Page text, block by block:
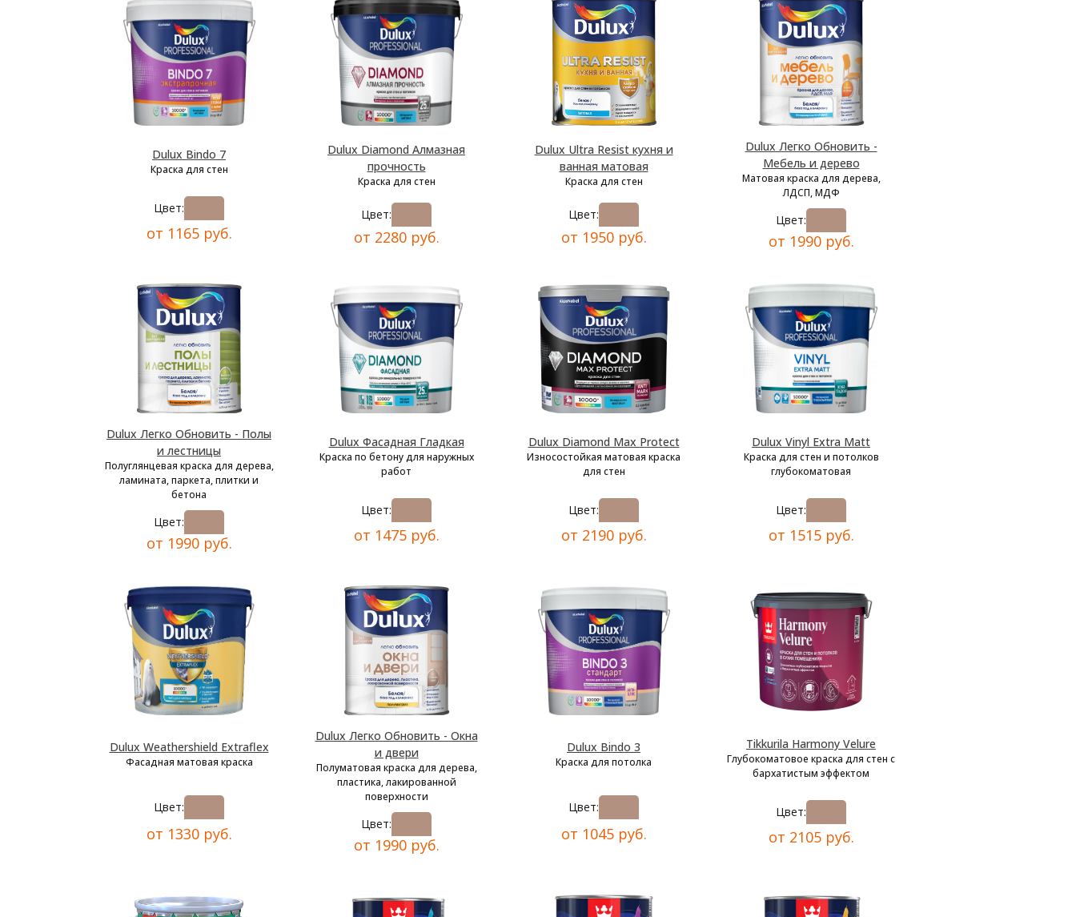
Dulux Bindo 7
Краска для стен
Цвет:
от 1165 руб.
Dulux Diamond Алмазная
прочность
Краска для стен
Цвет:
от 2280 руб.
Dulux Ultra Resist кухня и
ванная матовая
Краска для стен
Цвет:
от 1950 руб.
Dulux Легко Обновить -
Мебель и дерево
Матовая краска для дерева,
ЛДСП, МДФ
Цвет:
от 1990 руб.
Dulux Легко Обновить - Полы
и лестницы
Полуглянцевая краска для дерева,
ламината, паркета, плитки и
бетона
Цвет:
от 1990 руб.
Dulux Фасадная Гладкая
Краска по бетону для наружных
работ
Цвет:
от 1475 руб.
Dulux Diamond Max Protect
Износостойкая матовая краска
для стен
Цвет:
от 2190 руб.
Dulux Vinyl Extra Matt
Краска для стен и потолков
глубокоматовая
Цвет:
от 1515 руб.
Dulux Weathershield Extraflex
Фасадная матовая краска
Цвет:
от 1330 руб.
Dulux Легко Обновить - Окна
и двери
Полуматовая краска для дерева,
пластика, лакированной
поверхности
Цвет:
от 1990 руб.
Dulux Bindo 3
Краска для потолка
Цвет:
от 1045 руб.
Tikkurila Harmony Velure
Глубокоматовое краска для стен с
бархатистым эффектом
Цвет:
от 2105 руб.